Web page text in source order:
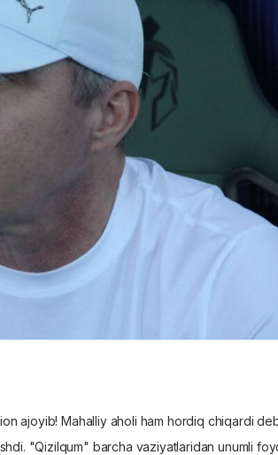
ajoyib! Mahalliy aholi ham hordiq chiqardi
"Qizilqum" barcha vaziyatlaridan unumli